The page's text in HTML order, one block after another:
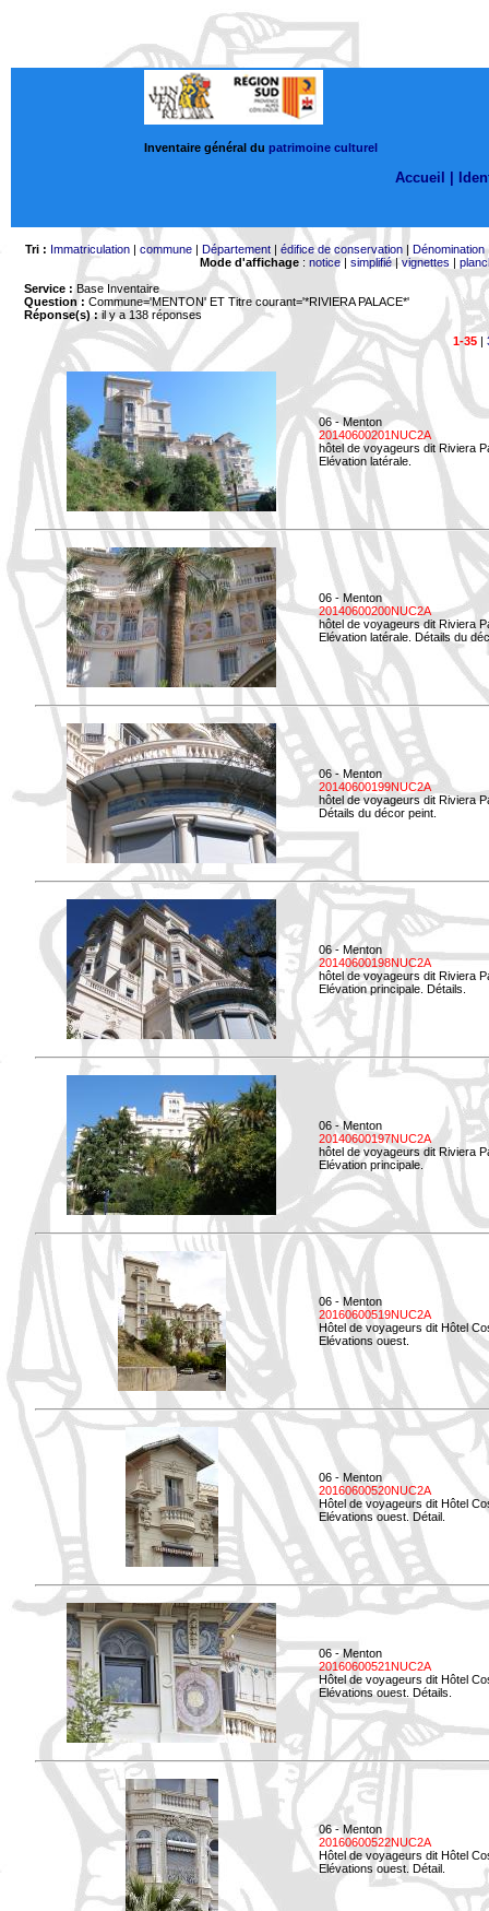
Inventaire général du patrimoine culturel
Accueil |
Tri : Immatriculation| commune| Département| édifice de conservation| Dénomination
Mode d'affichage: notice| simplifié|vignettes |
Service : Base Inventaire
Question : Commune='MENTON' ET Titre courant='*RIVIERA PALACE*'
Réponse(s) :il y a 138 réponses
1-35|
06 - Menton
20140600201NUC2A
hôtel de voyageurs dit Riviera
Elévation latérale.
06 - Menton
20140600200NUC2A
hôtel de voyageurs dit Riviera
Elévation latérale. Détails du
06 - Menton
20140600199NUC2A
hôtel de voyageurs dit Riviera
Détails du décor peint.
06 - Menton
20140600198NUC2A
hôtel de voyageurs dit Riviera
Elévation principale. Détails.
06 - Menton
20140600197NUC2A
hôtel de voyageurs dit Riviera
Elévation principale.
06 - Menton
20160600519NUC2A
Hôtel de voyageurs dit Hôtel
Elévations ouest.
06 - Menton
20160600520NUC2A
Hôtel de voyageurs dit Hôtel
Elévations ouest. Détail.
06 - Menton
20160600521NUC2A
Hôtel de voyageurs dit Hôtel
Elévations ouest. Détails.
06 - Menton
20160600522NUC2A
Hôtel de voyageurs dit Hôtel
Elévations ouest. Détail.